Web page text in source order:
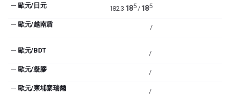
— 歐元/日元 182.3 185/ 185
— 歐元/越南盾 /
— 歐元/BDT /
— 歐元/凝膠 /
— 歐元/柬埔寨瑞爾 /